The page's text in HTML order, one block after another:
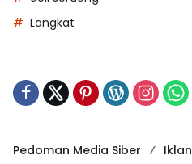
Langkat
Pedoman Media Siber Iklan